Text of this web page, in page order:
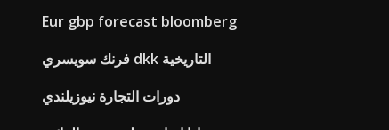
Eur gbp forecast bloomberg
فرنك سويسري dkk التاريخية
دورات التجارة نيوزيلندي